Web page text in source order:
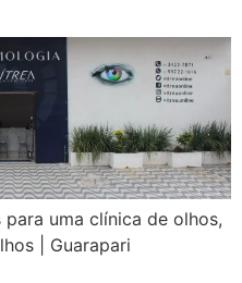
uma clínica de olhos,
| Guarapari